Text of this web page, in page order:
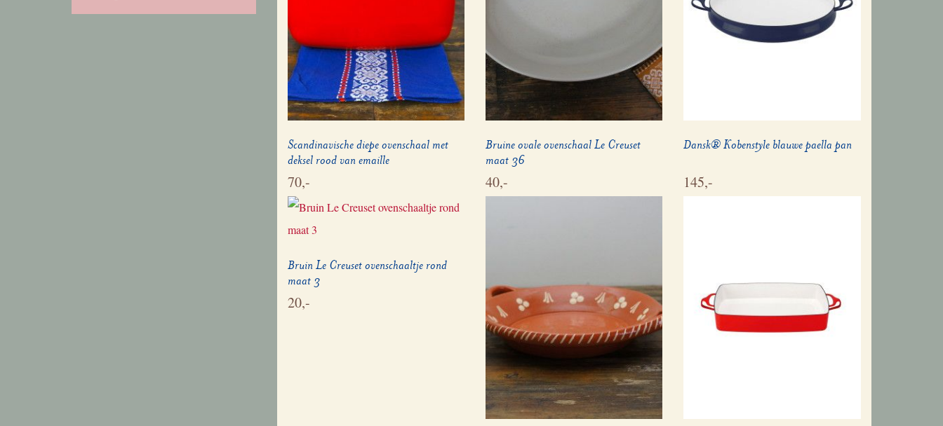
Scandinavische diepe ovenschaal met
deksel rood van emaille
70,-
Bruine ovale ovenschaal Le Creuset
maat 36
40,-
Dansk® Kobenstyle blauwe paella pan
145,-
Bruin Le Creuset ovenschaaltje rond
maat 3
20,-